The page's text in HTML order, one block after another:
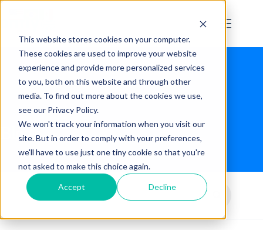
This website stores cookies on your computer.
These cookies are used to improve your website
experience and provide more personalized services
to you, both on this website and through other
media. To find out more about the cookies we use,
see our Privacy Policy.
We won't track your information when you visit our
site. But in order to comply with your preferences,
we'll have to use just one tiny cookie so that you're
not asked to make this choice again.
Accept Decline
Blog